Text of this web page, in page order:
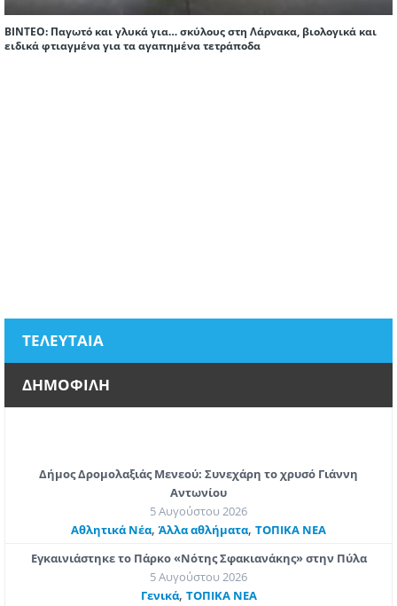
ΒΙΝΤΕΟ: Παγωτό και γλυκά για… σκύλους στη Λάρνακα, βιολογικά και
ειδικά φτιαγμένα για τα αγαπημένα τετράποδα
ΤΕΛΕΥΤΑΙΑ
ΔΗΜΟΦΙΛΗ
Δήμος Δρομολαξιάς Μενεού: Συνεχάρη το χρυσό Γιάννη
Αντωνίου
5 Αυγούστου 2026
Αθλητικά Νέα,Άλλα αθλήματα, ΤΟΠΙΚΑ ΝΕΑ
Εγκαινιάστηκε το Πάρκο «Νότης Σφακιανάκης» στην Πύλα
5 Αυγούστου 2026
Γενικά, ΤΟΠΙΚΑ ΝΕΑ